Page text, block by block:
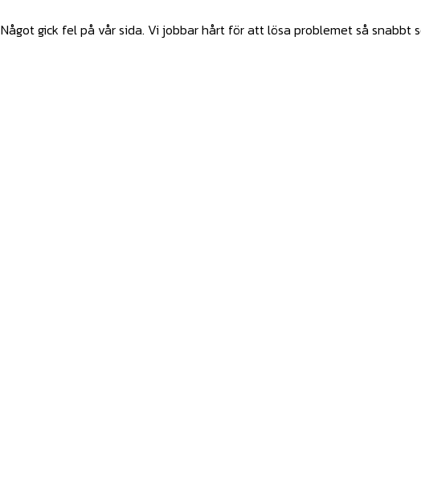
Något gick fel på vår sida. Vi jobbar hårt för att lösa problemet så snabbt